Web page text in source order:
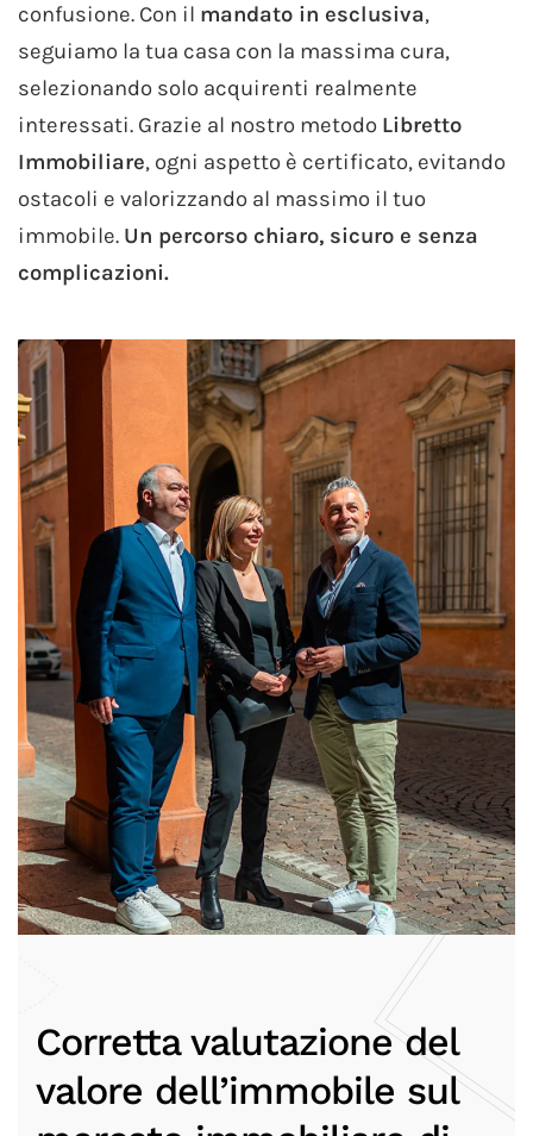
confusione. Con il mandato in esclusiva,
seguiamo la tua casa con la massima cura,
selezionando solo acquirenti realmente
interessati. Grazie al nostro metodo Libretto
Immobiliare, ogni aspetto è certificato, evitando
ostacoli e valorizzando al massimo il tuo
immobile. Un percorso chiaro, sicuro e senza
complicazioni.
Corretta valutazione del
valore dell’immobile sul